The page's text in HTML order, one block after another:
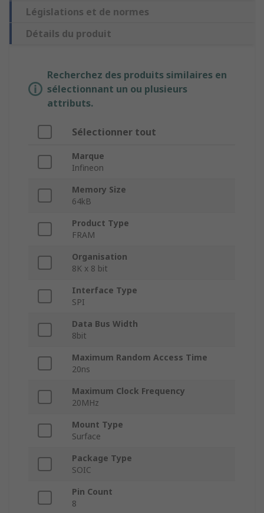
Législations et de normes
Détails du produit
Recherchez des produits similaires en
sélectionnant un ou plusieurs
attributs.
Sélectionner tout
Marque
Infineon
Memory Size
64kB
Product Type
FRAM
Organisation
8K x 8 bit
Interface Type
SPI
Data Bus Width
8bit
Maximum Random Access Time
20ns
Maximum Clock Frequency
20MHz
Mount Type
Surface
Package Type
SOIC
Pin Count
8